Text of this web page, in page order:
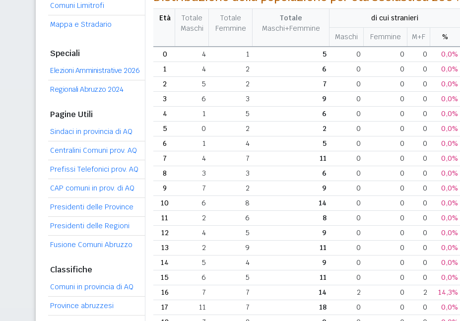
Comuni Limitrofi
Mappa e Stradario
Speciali
Elezioni Amministrative 2026
Regionali Abruzzo 2024
Pagine Utili
Sindaci in provincia di AQ
Centralini Comuni prov. AQ
Prefissi Telefonici prov. AQ
CAP comuni in prov. di AQ
Presidenti delle Province
Presidenti delle Regioni
Fusione Comuni Abruzzo
Classifiche
Comuni in provincia di AQ
Province abruzzesi
Età
Totale
Maschi
Totale
Femmine
Totale
Maschi+Femmine
di cui stranieri
Maschi Femmine M+F
%
0
4 1 5 0 0 0
0,0%
1
4 2 6 0 0 0
0,0%
2
5 2 7 0 0 0
0,0%
3
6 3 9 0 0 0
0,0%
4
1 5 6 0 0 0
0,0%
5
0 2 2 0 0 0
0,0%
6
1 4 5 0 0 0
0,0%
7
4 7 11 0 0 0
0,0%
8
3 3 6 0 0 0
0,0%
9
7 2 9 0 0 0
0,0%
10
6 8 14 0 0 0
0,0%
11
2 6 8 0 0 0
0,0%
12
4 5 9 0 0 0
0,0%
13
2 9 11 0 0 0
0,0%
14
5 4 9 0 0 0
0,0%
15
6 5 11 0 0 0
0,0%
16
7 7 14 2 0 2
14,3%
17
11 7 18 0 0 0
0,0%